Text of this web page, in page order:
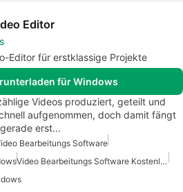
Editor
Editor für erstklassige Projekte
für Windows
Videos produziert, geteilt und
aufgenommen, doch damit fängt
erst…
Bearbeitungs Software
Video Bearbeitungs Software Kostenlos